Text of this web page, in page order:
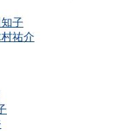
子
祐介